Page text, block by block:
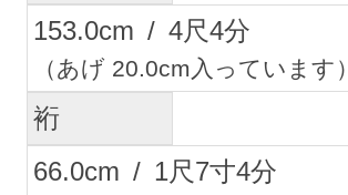
153.0cm / 4尺4分
（あげ 20.0cm入っています）
裄
66.0cm / 1尺7寸4分